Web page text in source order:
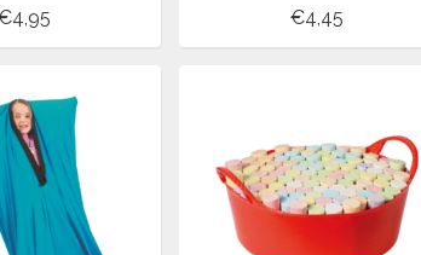
€4,45